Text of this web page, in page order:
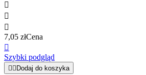



7,05 złCena

Szybki podgląd
  Dodaj do koszyka